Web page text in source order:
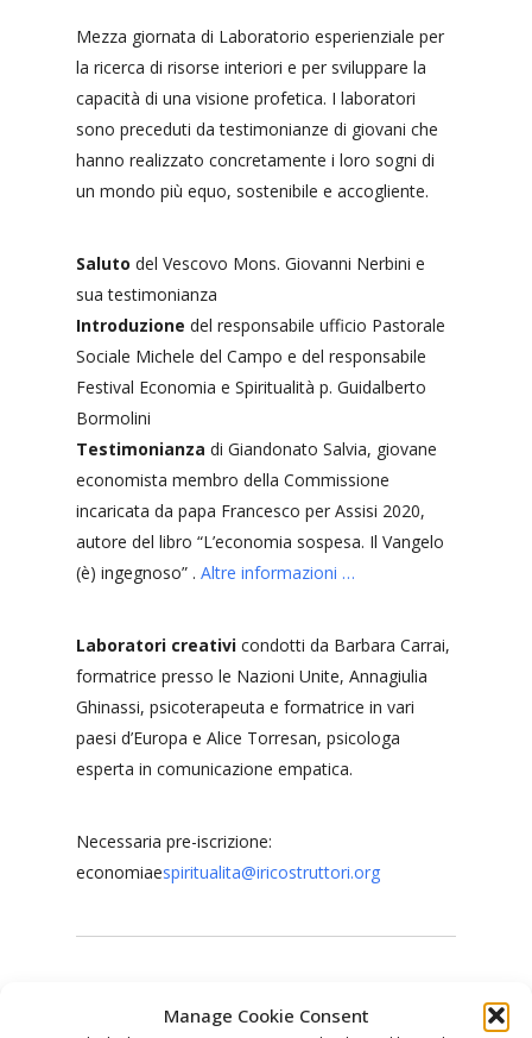
Manage Cookie Consent
Mezza giornata di Laboratorio esperienziale per
la ricerca di risorse interiori e per sviluppare la
capacità di una visione profetica. I laboratori
sono preceduti da testimonianze di giovani che
hanno realizzato concretamente i loro sogni di
un mondo più equo, sostenibile e accogliente.
Saluto del Vescovo Mons. Giovanni Nerbini e
sua testimonianza
Introduzione del responsabile ufficio Pastorale
Sociale Michele del Campo e del responsabile
Festival Economia e Spiritualità p. Guidalberto
Bormolini
Testimonianza di Giandonato Salvia, giovane
economista membro della Commissione
incaricata da papa Francesco per Assisi 2020,
autore del libro “L’economia sospesa. Il Vangelo
(è) ingegnoso” . Altre informazioni …
Laboratori creativi condotti da Barbara Carrai,
formatrice presso le Nazioni Unite, Annagiulia
Ghinassi, psicoterapeuta e formatrice in vari
paesi d’Europa e Alice Torresan, psicologa
esperta in comunicazione empatica.
Necessaria pre-iscrizione:
economiaespiritualita@iricostruttori.org
Date(s) - 29/02/2020